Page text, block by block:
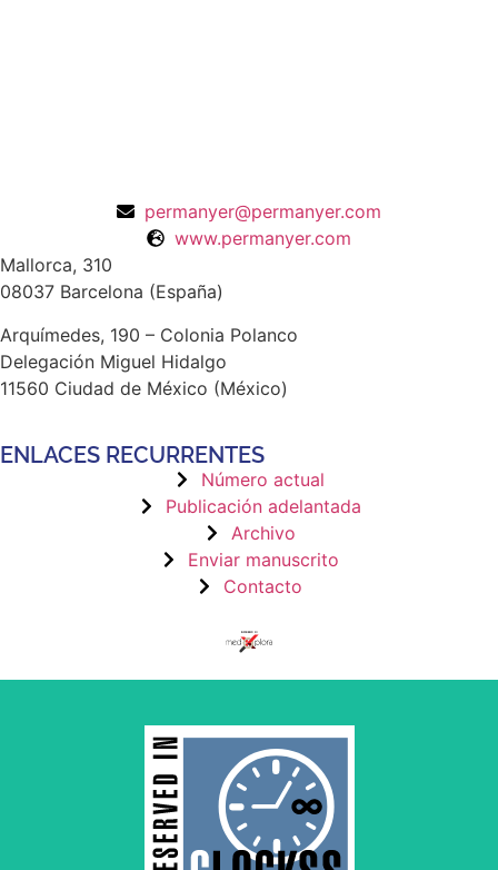
permanyer@permanyer.com
www.permanyer.com
Mallorca, 310
08037 Barcelona (España)
Arquímedes, 190 – Colonia Polanco
Delegación Miguel Hidalgo
11560 Ciudad de México (México)
ENLACES RECURRENTES
Número actual
Publicación adelantada
Archivo
Enviar manuscrito
Contacto
CLOCKSS is a dak archive that ensures the long-term
survival of web-based scholary publications, governed
by and for its stakeholders.